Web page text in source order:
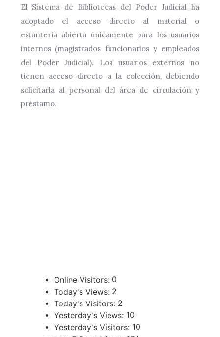
El Sistema de Bibliotecas del Poder Judicial ha
adoptado el acceso directo al material o
estantería abierta únicamente para los usuarios
internos (magistrados funcionarios y empleados
del Poder Judicial). Los usuarios externos no
tienen acceso directo a la colección, debiendo
solicitarla al personal del área de circulación y
préstamo.
Online Visitors: 0
Today's Views: 2
Today's Visitors: 2
Yesterday's Views: 10
Yesterday's Visitors: 10